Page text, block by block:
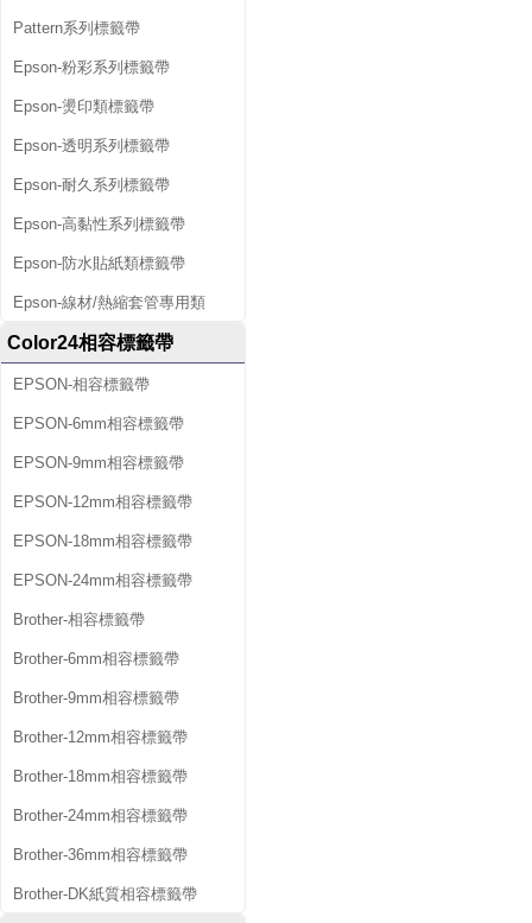
Pattern系列標籤帶
Epson-粉彩系列標籤帶
Epson-燙印類標籤帶
Epson-透明系列標籤帶
Epson-耐久系列標籤帶
Epson-高黏性系列標籤帶
Epson-防水貼紙類標籤帶
Epson-線材/熱縮套管專用類
Color24相容標籤帶
EPSON-相容標籤帶
EPSON-6mm相容標籤帶
EPSON-9mm相容標籤帶
EPSON-12mm相容標籤帶
EPSON-18mm相容標籤帶
EPSON-24mm相容標籤帶
Brother-相容標籤帶
Brother-6mm相容標籤帶
Brother-9mm相容標籤帶
Brother-12mm相容標籤帶
Brother-18mm相容標籤帶
Brother-24mm相容標籤帶
Brother-36mm相容標籤帶
Brother-DK紙質相容標籤帶